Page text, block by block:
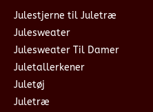
Julestjerne til Juletræ
Julesweater
Julesweater Til Damer
Juletallerkener
Juletøj
Juletræ